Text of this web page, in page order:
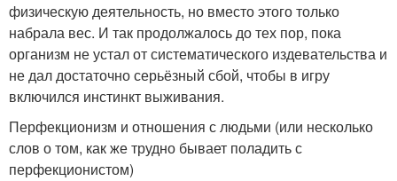
физическую деятельность, но вместо этого только
набрала вес. И так продолжалось до тех пор, пока
организм не устал от систематического издевательства и
не дал достаточно серьёзный сбой, чтобы в игру
включился инстинкт выживания.
Перфекционизм и отношения с людьми (или несколько
слов о том, как же трудно бывает поладить с
перфекционистом)